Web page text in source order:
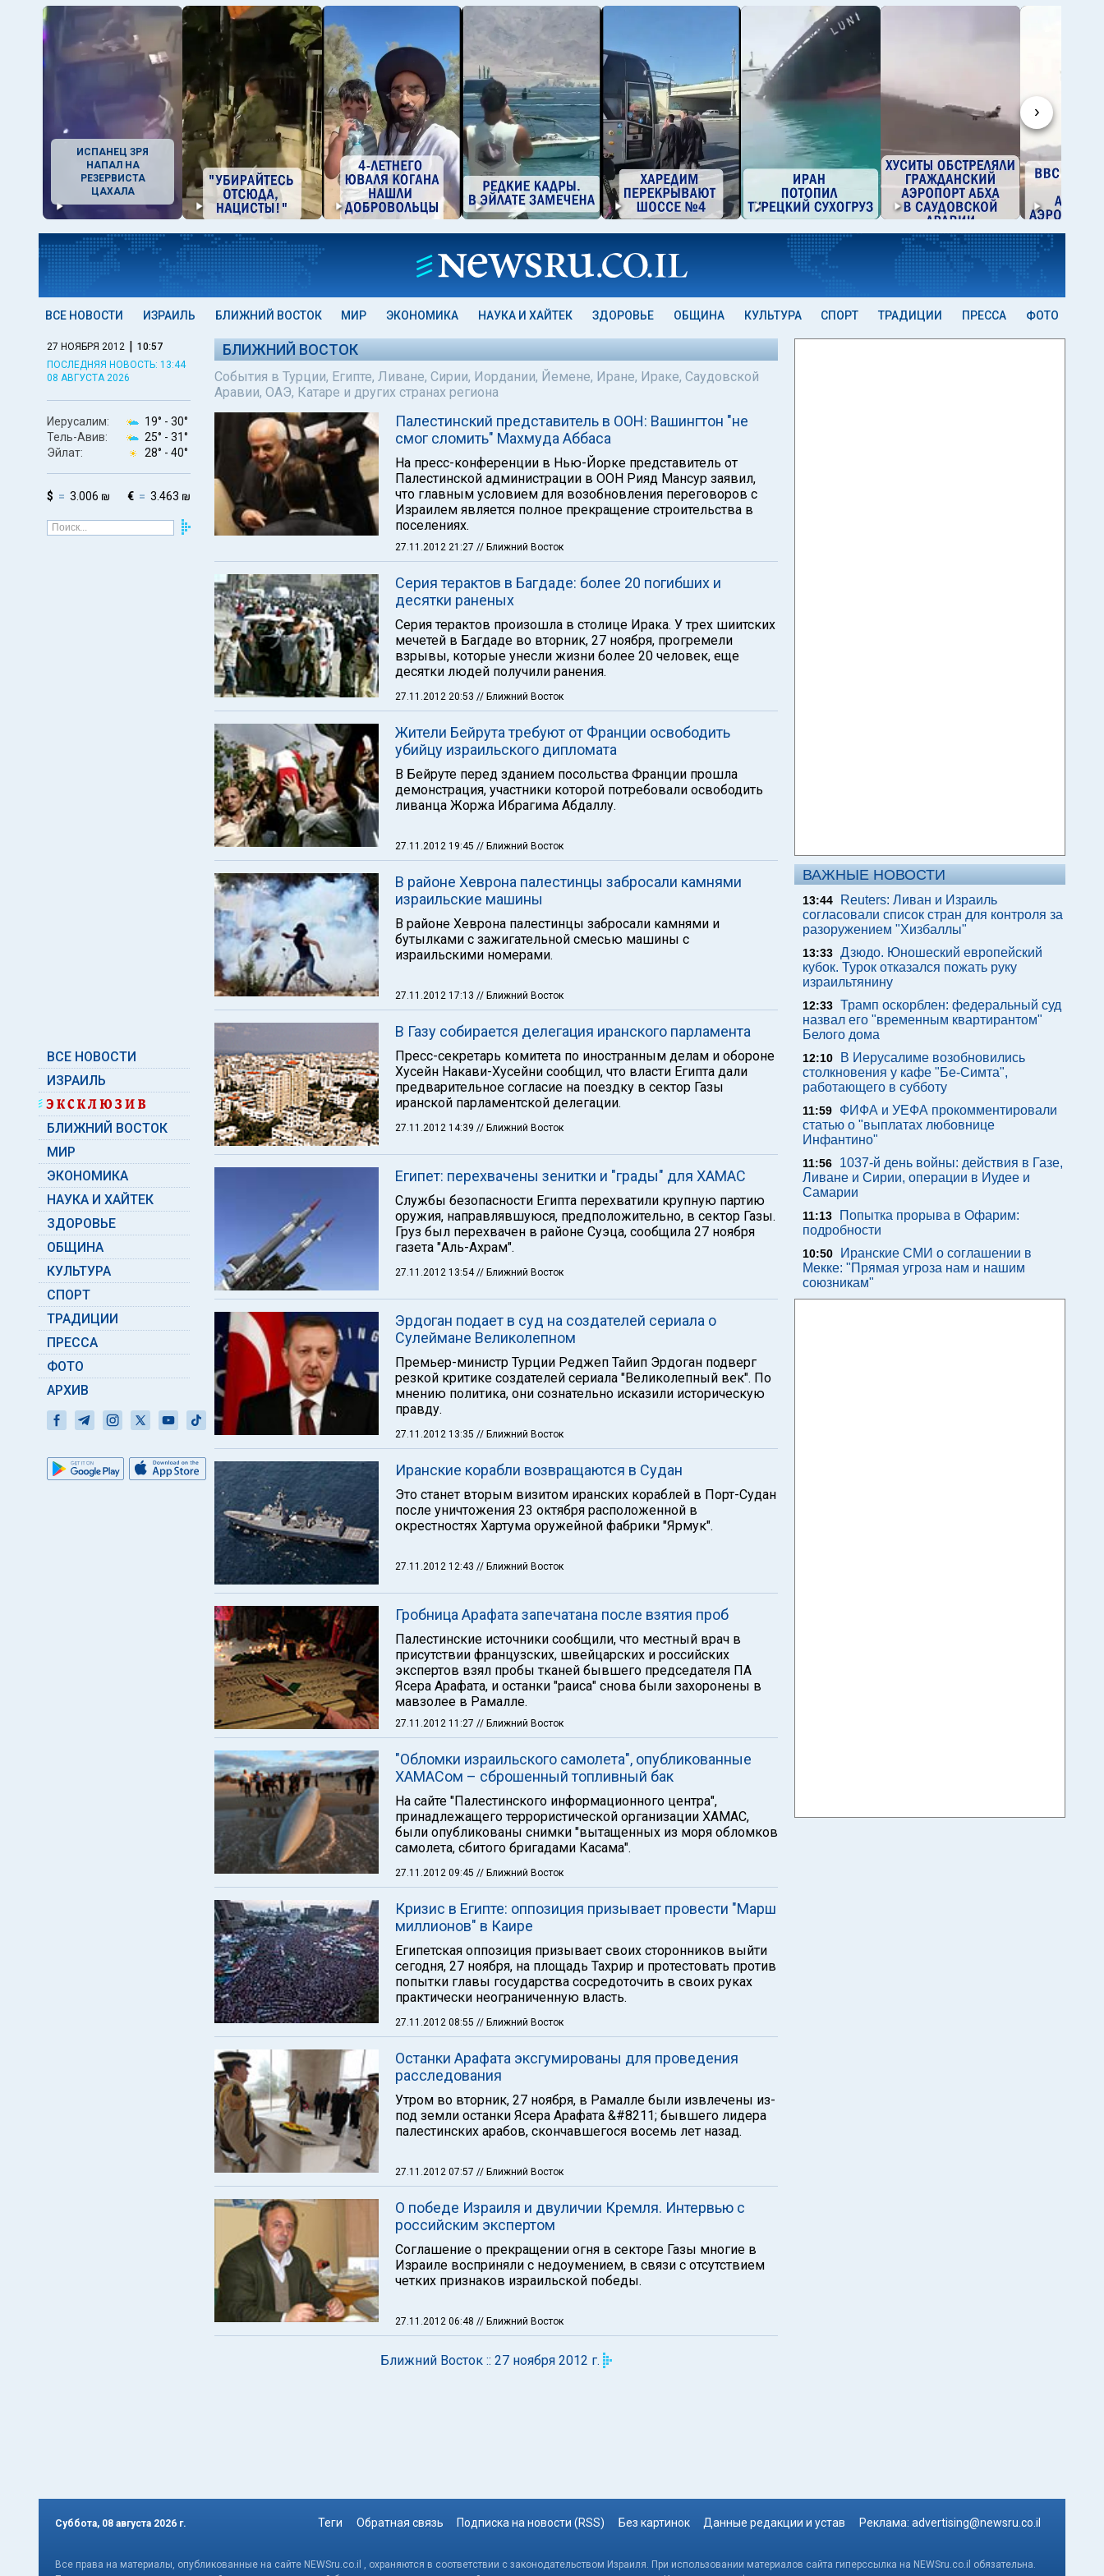
›
ИСПАНЕЦ ЗРЯ
НАПАЛ НА
РЕЗЕРВИСТА
ЦАХАЛА
ВСЕ НОВОСТИ ИЗРАИЛЬ БЛИЖНИЙ ВОСТОК МИР ЭКОНОМИКА НАУКА И ХАЙТЕК ЗДОРОВЬЕ ОБЩИНА КУЛЬТУРА СПОРТ ТРАДИЦИИ ПРЕССА ФОТО
27 НОЯБРЯ 2012 | 10:57
ПОСЛЕДНЯЯ НОВОСТЬ: 13:44
08 АВГУСТА 2026
Иерусалим: 19° - 30°
Тель-Авив:
25° - 31°
Эйлат:
28° - 40°
$ 3.006 ₪ € 3.463 ₪
ВСЕ НОВОСТИ
ИЗРАИЛЬ
БЛИЖНИЙ ВОСТОК
МИР
ЭКОНОМИКА
НАУКА И ХАЙТЕК
ЗДОРОВЬЕ
ОБЩИНА
КУЛЬТУРА
СПОРТ
ТРАДИЦИИ
ПРЕССА
ФОТО
АРХИВ
БЛИЖНИЙ ВОСТОК
События в Турции, Египте, Ливане, Сирии, Иордании, Йемене, Иране, Ираке, Саудовской
Аравии, ОАЭ, Катаре и других странах региона
Палестинский представитель в ООН: Вашингтон "не
смог сломить" Махмуда Аббаса
На пресс-конференции в Нью-Йорке представитель от
Палестинской администрации в ООН Рияд Мансур заявил,
что главным условием для возобновления переговоров с
Израилем является полное прекращение строительства в
поселениях.
27.11.2012 21:27 // Ближний Восток
Серия терактов в Багдаде: более 20 погибших и
десятки раненых
Серия терактов произошла в столице Ирака. У трех шиитских
мечетей в Багдаде во вторник, 27 ноября, прогремели
взрывы, которые унесли жизни более 20 человек, еще
десятки людей получили ранения.
27.11.2012 20:53 // Ближний Восток
Жители Бейрута требуют от Франции освободить
убийцу израильского дипломата
В Бейруте перед зданием посольства Франции прошла
демонстрация, участники которой потребовали освободить
ливанца Жоржа Ибрагима Абдаллу.
27.11.2012 19:45 // Ближний Восток
В районе Хеврона палестинцы забросали камнями
израильские машины
В районе Хеврона палестинцы забросали камнями и
бутылками с зажигательной смесью машины с
израильскими номерами.
27.11.2012 17:13 // Ближний Восток
В Газу собирается делегация иранского парламента
Пресс-секретарь комитета по иностранным делам и обороне
Хусейн Накави-Хусейни сообщил, что власти Египта дали
предварительное согласие на поездку в сектор Газы
иранской парламентской делегации.
27.11.2012 14:39 // Ближний Восток
Египет: перехвачены зенитки и "грады" для ХАМАС
Службы безопасности Египта перехватили крупную партию
оружия, направлявшуюся, предположительно, в сектор Газы.
Груз был перехвачен в районе Суэца, сообщила 27 ноября
газета "Аль-Ахрам".
27.11.2012 13:54// Ближний Восток
Эрдоган подает в суд на создателей сериала о
Сулеймане Великолепном
Премьер-министр Турции Реджеп Тайип Эрдоган подверг
резкой критике создателей сериала "Великолепный век". По
мнению политика, они сознательно исказили историческую
правду.
27.11.2012 13:35 // Ближний Восток
Иранские корабли возвращаются в Судан
Это станет вторым визитом иранских кораблей в Порт-Судан
после уничтожения 23 октября расположенной в
окрестностях Хартума оружейной фабрики "Ярмук".
27.11.2012 12:43 // Ближний Восток
Гробница Арафата запечатана после взятия проб
Палестинские источники сообщили, что местный врач в
присутствии французских, швейцарских и российских
экспертов взял пробы тканей бывшего председателя ПА
Ясера Арафата, и останки "раиса" снова были захоронены в
мавзолее в Рамалле.
27.11.2012 11:27 // Ближний Восток
"Обломки израильского самолета", опубликованные
ХАМАСом – сброшенный топливный бак
На сайте "Палестинского информационного центра",
принадлежащего террористической организации ХАМАС,
были опубликованы снимки "вытащенных из моря обломков
самолета, сбитого бригадами Касама".
27.11.2012 09:45 // Ближний Восток
Кризис в Египте: оппозиция призывает провести "Марш
миллионов" в Каире
Египетская оппозиция призывает своих сторонников выйти
сегодня, 27 ноября, на площадь Тахрир и протестовать против
попытки главы государства сосредоточить в своих руках
практически неограниченную власть.
27.11.2012 08:55 // Ближний Восток
Останки Арафата эксгумированы для проведения
расследования
Утром во вторник, 27 ноября, в Рамалле были извлечены из-
под земли останки Ясера Арафата &#8211; бывшего лидера
палестинских арабов, скончавшегося восемь лет назад.
27.11.2012 07:57 // Ближний Восток
О победе Израиля и двуличии Кремля. Интервью с
российским экспертом
Соглашение о прекращении огня в секторе Газы многие в
Израиле восприняли с недоумением, в связи с отсутствием
четких признаков израильской победы.
27.11.2012 06:48 // Ближний Восток
Ближний Восток :: 27 ноября 2012 г.
ВАЖНЫЕ НОВОСТИ
13:44
Reuters: Ливан и Израиль
согласовали список стран для контроля за
разоружением "Хизбаллы"
13:33 Дзюдо. Юношеский европейский
кубок. Турок отказался пожать руку
израильтянину
12:33 Трамп оскорблен: федеральный суд
назвал его "временным квартирантом"
Белого дома
12:10
В Иерусалиме возобновились
столкновения у кафе "Бе-Симта",
работающего в субботу
11:59
ФИФА и УЕФА прокомментировали
статью о "выплатах любовнице
Инфантино"
11:56
1037-й день войны: действия в Газе,
Ливане и Сирии, операции в Иудее и
Самарии
11:13
Попытка прорыва в Офарим:
подробности
10:50
Иранские СМИ о соглашении в
Мекке: "Прямая угроза нам и нашим
союзникам"
Суббота, 08 августа 2026 г. Теги Обратная связь Подписка на новости (RSS) Без картинок Данные редакции и устав Реклама: advertising@newsru.co.il
Все права на материалы, опубликованные на сайте NEWSru.co.il , охраняются в соответствии с законодательством Израиля. При использовании материалов сайта гиперссылка на NEWSru.co.il обязательна.